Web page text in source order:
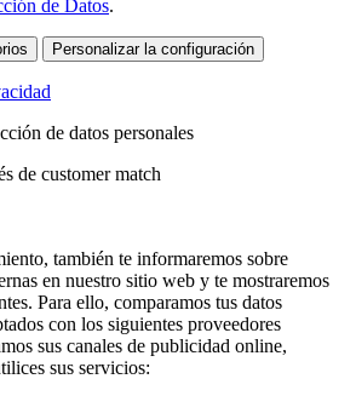
de Datos.
Personalizar la configuración
de datos personales
de customer match
también te informaremos sobre
en nuestro sitio web y te mostraremos
Para ello, comparamos tus datos
con los siguientes proveedores
sus canales de publicidad online,
sus servicios: